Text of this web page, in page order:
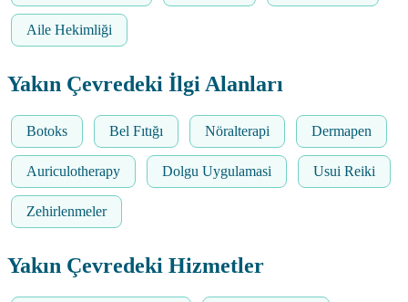
Aile Hekimliği
Yakın Çevredeki İlgi Alanları
Botoks Bel Fıtığı Nöralterapi Dermapen
Auriculotherapy Dolgu Uygulamasi Usui Reiki
Zehirlenmeler
Yakın Çevredeki Hizmetler